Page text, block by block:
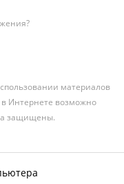
средств
для
день он и
такая
«Вы можете
занимаюсь не я и
Я сообщила
материалов
Интернете возможно
защищены.